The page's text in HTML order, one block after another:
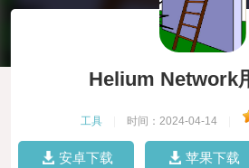
Helium Network
工具 时间：2024-04-14
安卓下载 苹果下载